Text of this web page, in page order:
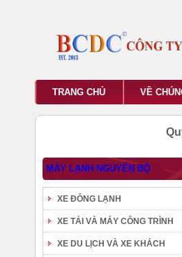
TRANG CHỦ VỀ
MÁY LẠNH NGUYÊN BỘ
XE ĐÔNG LẠNH
XE TẢI VÀ MÁY CÔNG TRÌNH
XE DU LỊCH VÀ XE KHÁCH